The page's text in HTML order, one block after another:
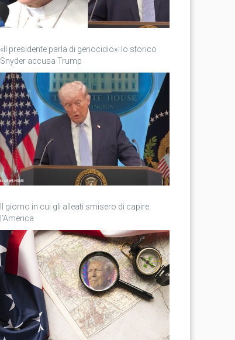
«Il presidente parla di genocidio»: lo storico
Snyder accusa Trump
Il giorno in cui gli alleati smisero di capire
l’America